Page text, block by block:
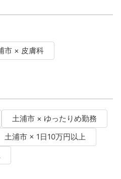
市 × 皮膚科
土浦市 × ゆったりめ勤務
土浦市 × 1日10万円以上